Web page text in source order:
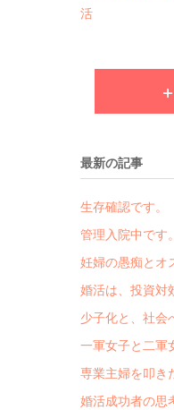
活
最新の記事
生存確認です。
管理入院中です
妊婦の愚痴とオ
婚活は、投資対
少子化と、社会
一軍女子と二軍
専業主婦を叩き
婚活成功者の思